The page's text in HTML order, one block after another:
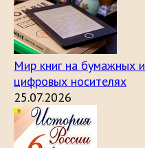
Мир книг на бумажных и
цифровых носителях
25.07.2026